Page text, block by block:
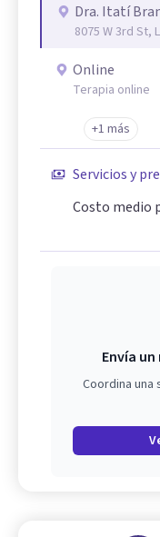
Dra. Itatí
8075 W 3rd St,
Online
Terapia online
+1 más
Servicios y
Costo medio
Envía
Coordina